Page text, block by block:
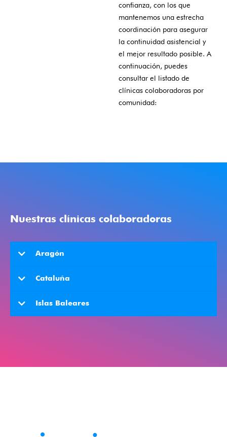
confianza, con los que
mantenemos una estrecha
coordinación para asegurar
la continuidad asistencial y
el mejor resultado posible. A
continuación, puedes
consultar el listado de
clínicas colaboradoras por
comunidad:
Nuestras clínicas colaboradoras
Aragón
Cataluña
Islas Baleares